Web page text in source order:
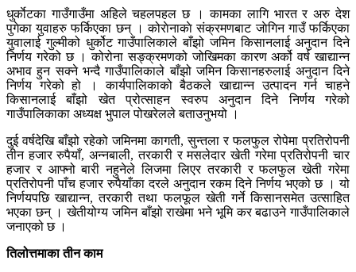
धुर्काेटका गाउँगाउँमा अहिले चहलपहल छ । कामका लागि भारत र अरु देश
पुगेका युवाहरु फर्किएका छन् । कोराेनाकाे संक्रमणबाट जाेगिन गाउँ फर्किएका
युवालाई गुल्मीको धुर्कोट गाउँपालिकाले बाँझो जमिन किसानलाई अनुदान दिने
निर्णय गरेको छ । कोरोना सङ्क्रमणको जोखिमका कारण अर्को वर्ष खाद्यान्न
अभाव हुन सक्ने भन्दै गाउँपालिकाले बाँझो जमिन किसानहरुलाई अनुदान दिने
निर्णय गरेको हो । कार्यपालिकाको बैठकले खाद्यान्न उत्पादन गर्न चाहने
किसानलाई बाँझो खेत प्रोत्साहन स्वरुप अनुदान दिने निर्णय गरेको
गाउँपालिकाका अध्यक्ष भुपाल पोखरेलले बताउनुभयो ।
दुई वर्षदेखि बाँझो रहेको जमिनमा कागती, सुन्तला र फलफुल रोपेमा प्रतिरोपनी
तीन हजार रुपैयाँ, अन्नबाली, तरकारी र मसलेदार खेती गरेमा प्रतिरोपनी चार
हजार र आफ्नो बारी नहुनेले लिजमा लिएर तरकारी र फलफुल खेती गरेमा
प्रतिरोपनी पाँच हजार रुपैयाँका दरले अनुदान रकम दिने निर्णय भएको छ । यो
निर्णयपछि खाद्यान्न, तरकारी तथा फलफूल खेती गर्ने किसानसमेत उत्साहित
भएका छन् । खेतीयोग्य जमिन बाँझो राखेमा भने भूमि कर बढाउने गाउँपालिकाले
जनाएको छ ।
तिलोत्तमाका तीन काम